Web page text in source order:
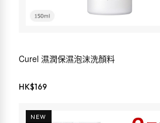
Curel 濕潤保濕泡沫洗顏料
HK$169
NEW